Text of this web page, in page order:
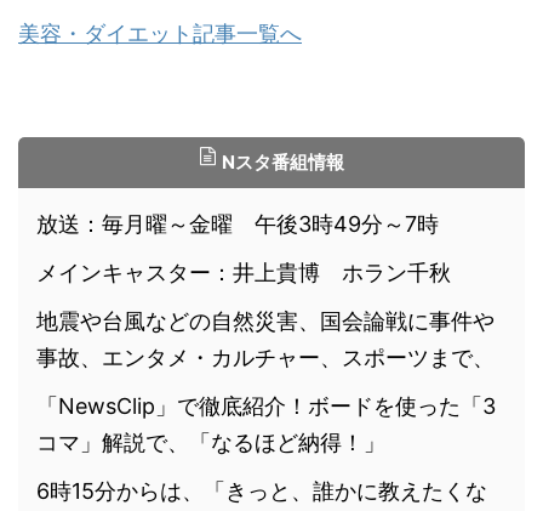
美容・ダイエット記事一覧へ
Nスタ番組情報
放送：毎月曜～金曜 午後3時49分～7時
メインキャスター：井上貴博 ホラン千秋
地震や台風などの自然災害、国会論戦に事件や
事故、エンタメ・カルチャー、スポーツまで、
「NewsClip」で徹底紹介！ボードを使った「3
コマ」解説で、「なるほど納得！」
6時15分からは、「きっと、誰かに教えたくな